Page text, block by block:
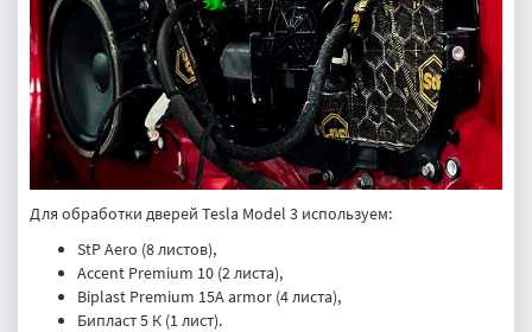
Для обработки дверей Tesla Model 3 используем:
StP Aero (8 листов),
Accent Premium 10 (2 листа),
Biplast Premium 15A armor (4 листа),
Бипласт 5 К (1 лист).